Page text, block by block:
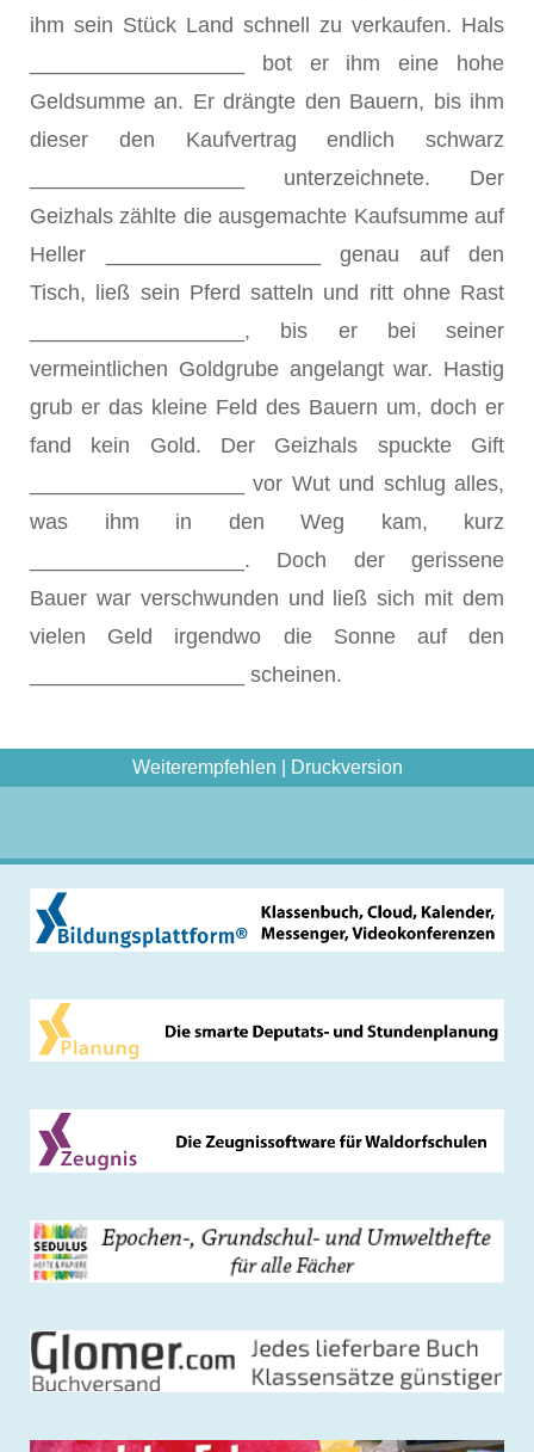
ihm sein Stück Land schnell zu verkaufen. Hals
__________________ bot er ihm eine hohe
Geldsumme an. Er drängte den Bauern, bis ihm
dieser den Kaufvertrag endlich schwarz
__________________ unterzeichnete. Der
Geizhals zählte die ausgemachte Kaufsumme auf
Heller __________________ genau auf den
Tisch, ließ sein Pferd satteln und ritt ohne Rast
__________________, bis er bei seiner
vermeintlichen Goldgrube angelangt war. Hastig
grub er das kleine Feld des Bauern um, doch er
fand kein Gold. Der Geizhals spuckte Gift
__________________ vor Wut und schlug alles,
was ihm in den Weg kam, kurz
__________________. Doch der gerissene
Bauer war verschwunden und ließ sich mit dem
vielen Geld irgendwo die Sonne auf den
__________________ scheinen.
Weiterempfehlen Druckversion